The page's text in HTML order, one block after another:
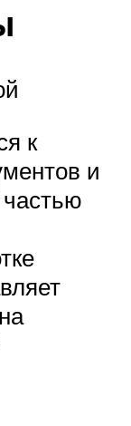
к
и